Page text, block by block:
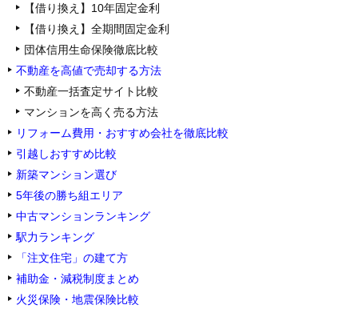
【借り換え】10年固定金利
【借り換え】全期間固定金利
団体信用生命保険徹底比較
不動産を高値で売却する方法
不動産一括査定サイト比較
マンションを高く売る方法
リフォーム費用・おすすめ会社を徹底比較
引越しおすすめ比較
新築マンション選び
5年後の勝ち組エリア
中古マンションランキング
駅力ランキング
「注文住宅」の建て方
補助金・減税制度まとめ
火災保険・地震保険比較